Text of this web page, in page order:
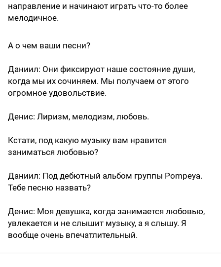
направление и начинают играть что-то более
мелодичное.
А о чем ваши песни?
Даниил: Они фиксируют наше состояние души,
когда мы их сочиняем. Мы получаем от этого
огромное удовольствие.
Денис: Лиризм, мелодизм, любовь.
Кстати, под какую музыку вам нравится
заниматься любовью?
Даниил: Под дебютный альбом группы Pompeya.
Тебе песню назвать?
Денис: Моя девушка, когда занимается любовью,
увлекается и не слышит музыку, а я слышу. Я
вообще очень впечатлительный.